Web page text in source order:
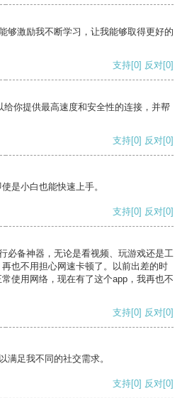
够激励我不断学习，让我能够取得更好的
支持[0] 反对[0]
你提供最高速度和安全性的连接，并帮
支持[0] 反对[0]
是小白也能快速上手。
支持[0] 反对[0]
必备神器，无论是看视频、玩游戏还是工
也不用担心网速卡顿了。以前出差的时
使用网络，现在有了这个app，我再也不
支持[0] 反对[0]
满足我不同的社交需求。
支持[0] 反对[0]